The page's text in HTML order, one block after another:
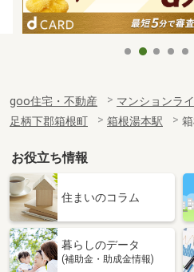
goo住宅・不動産 マンションラ
足柄下郡箱根町
箱根湯本駅
お役立ち情報
住まいのコラム
暮らしのデータ
(補助金・助成金情報)